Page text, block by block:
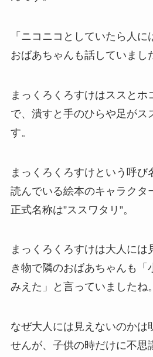
「ニコニコとしていたら人に
おばあちゃんも話していまし
まっくろくろすけはススとホ
で、潰すと手のひらや足がス
す。
まっくろくろすけという呼び
読んでいる絵本のキャラクタ
正式名称は”ススワタリ”。
まっくろくろすけは大人には
き物で隣のおばあちゃんも「
みえた」と言っていましたね。
なぜ大人には見えないのかは
せんが、子供の時だけに不思